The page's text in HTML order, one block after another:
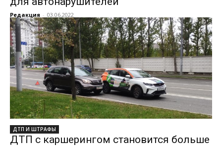
Редакция - 03.06.2022
ДТП И ШТРАФЫ
ДТП с каршерингом становится больше